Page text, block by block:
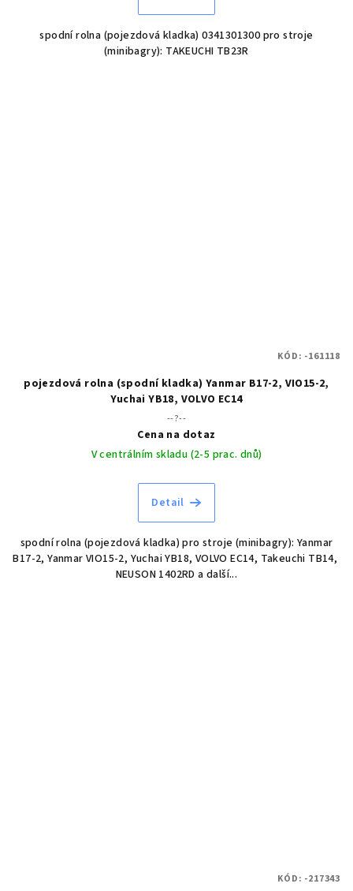
spodní rolna (pojezdová kladka) 0341301300 pro stroje
(minibagry): TAKEUCHI TB23R
pojezdová rolna (spodní kladka) Yanmar B17-2, VIO15-2,
Yuchai YB18, VOLVO EC14
--?--
Cena na dotaz
V centrálním skladu (2-5 prac. dnů)
Detail
spodní rolna (pojezdová kladka) pro stroje (minibagry): Yanmar
B17-2, Yanmar VIO15-2, Yuchai YB18, VOLVO EC14, Takeuchi TB14,
NEUSON 1402RD a další...
KÓD: -161118
KÓD: -217343